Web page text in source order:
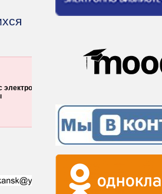
Адрес
официального
сети
«Интернет»
https://ktotcx.ru/